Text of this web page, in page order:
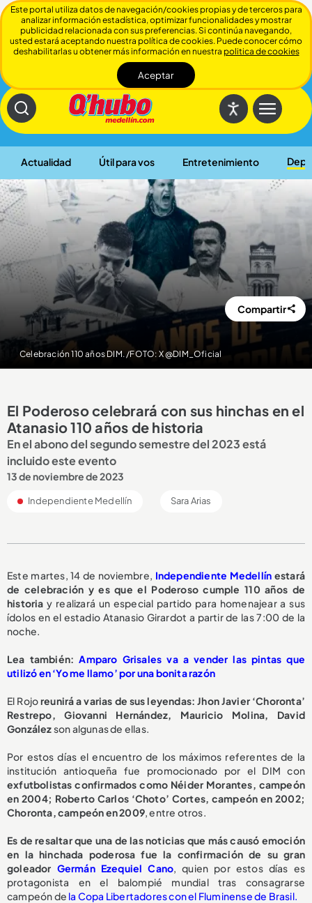
Actualidad Útil para vos Entretenimiento
Cerrar
Celebración 110 años DIM. /FOTO: X @DIM_Oficial
Compartir
El Poderoso celebrará con sus hinchas en el
Atanasio 110 años de historia
En el abono del segundo semestre del 2023 está
incluido este evento
13 de noviembre de 2023
Independiente Medellín Sara Arias
Este martes, 14 de noviembre, Independiente Medellín estará
de celebración y es que el Poderoso cumple 110 años de
historia y realizará un especial partido para homenajear a sus
ídolos en el estadio Atanasio Girardot a partir de las 7:00 de la
noche.
Lea también:Amparo Grisales va a vender las pintas que
utilizó en ‘Yo me llamo’ por una bonita razón
El Rojoreunirá a varias de sus leyendas: Jhon Javier ‘Choronta’
Restrepo, Giovanni Hernández, Mauricio Molina, David
Gonzálezson algunas de ellas.
Por estos días el encuentro de los máximos referentes de la
institución antioqueña fue promocionado por el DIM con
exfutbolistas confirmados como Néider Morantes, campeón
en 2004; Roberto Carlos ‘Choto’ Cortes, campeón en 2002;
Choronta, campeón en 2009, entre otros.
Es de resaltar que una de las noticias que más causó emoción
en la hinchada poderosa fue la confirmación de su gran
goleador Germán Ezequiel Cano, quien por estos días es
protagonista en el balompié mundial tras consagrarse
campeón de la Copa Libertadores con el Fluminense de Brasil.
Este portal utiliza datos de navegación/cookies propias y de terceros para
analizar información estadística, optimizar funcionalidades y mostrar
publicidad relacionada con sus preferencias. Si continúa navegando,
usted estará aceptando nuestra política de cookies. Puede conocer cómo
deshabilitarlas u obtener más información en nuestra politica de cookies
Aceptar